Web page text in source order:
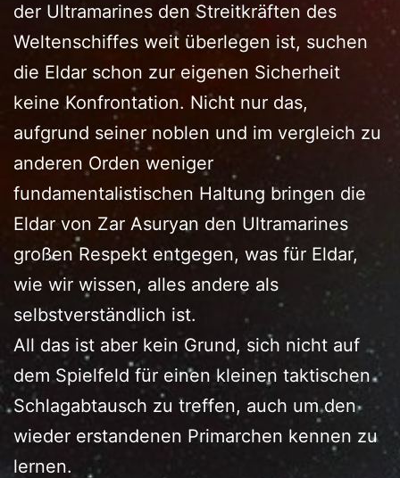
der Ultramarines den Streitkräften des
Weltenschiffes weit überlegen ist, suchen
die Eldar schon zur eigenen Sicherheit
keine Konfrontation. Nicht nur das,
aufgrund seiner noblen und im vergleich zu
anderen Orden weniger
fundamentalistischen Haltung bringen die
Eldar von Zar Asuryan den Ultramarines
großen Respekt entgegen, was für Eldar,
wie wir wissen, alles andere als
selbstverständlich ist.
All das ist aber kein Grund, sich nicht auf
dem Spielfeld für einen kleinen taktischen
Schlagabtausch zu treffen, auch um den
wieder erstandenen Primarchen kennen zu
lernen.